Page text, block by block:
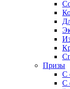
Призы
С
С